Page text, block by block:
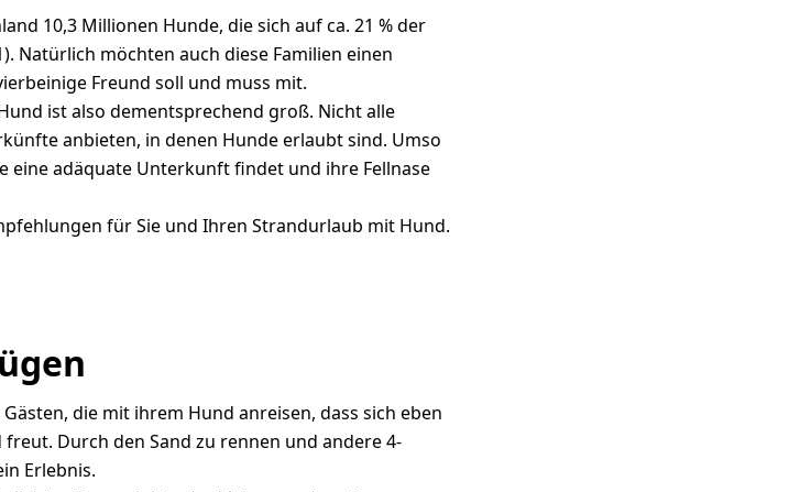
10,3 Millionen Hunde, die sich auf ca. 21 % der
Natürlich möchten auch diese Familien einen
Freund soll und muss mit.
ist also dementsprechend groß. Nicht alle
anbieten, in denen Hunde erlaubt sind. Umso
eine adäquate Unterkunft findet und ihre Fellnase
für Sie und Ihren Strandurlaub mit Hund.
die mit ihrem Hund anreisen, dass sich eben
Durch den Sand zu rennen und andere 4-
Erlebnis.